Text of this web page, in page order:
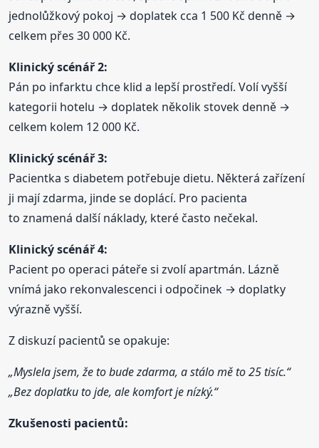
jednolůžkový pokoj → doplatek cca 1 500 Kč denně →
celkem přes 30 000 Kč.
Klinický scénář 2:
Pán po infarktu chce klid a lepší prostředí. Volí vyšší
kategorii hotelu → doplatek několik stovek denně →
celkem kolem 12 000 Kč.
Klinický scénář 3:
Pacientka s diabetem potřebuje dietu. Některá zařízení
ji mají zdarma, jinde se doplácí. Pro pacienta
to znamená další náklady, které často nečekal.
Klinický scénář 4:
Pacient po operaci páteře si zvolí apartmán. Lázně
vnímá jako rekonvalescenci i odpočinek → doplatky
výrazně vyšší.
Z diskuzí pacientů se opakuje:
„Myslela jsem, že to bude zdarma, a stálo mě to 25 tisíc.“
„Bez doplatku to jde, ale komfort je nízký.“
Zkušenosti pacientů: